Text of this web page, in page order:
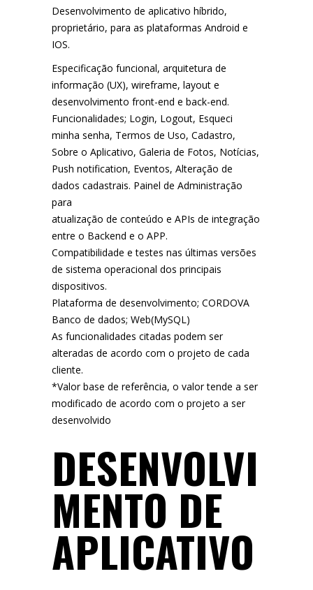
Desenvolvimento de aplicativo híbrido,
proprietário, para as plataformas Android e
IOS.
Especificação funcional, arquitetura de
informação (UX), wireframe, layout e
desenvolvimento front-end e back-end.
Funcionalidades; Login, Logout, Esqueci
minha senha, Termos de Uso, Cadastro,
Sobre o Aplicativo, Galeria de Fotos, Notícias,
Push notification, Eventos, Alteração de
dados cadastrais. Painel de Administração
para
atualização de conteúdo e APIs de integração
entre o Backend e o APP.
Compatibilidade e testes nas últimas versões
de sistema operacional dos principais
dispositivos.
Plataforma de desenvolvimento; CORDOVA
Banco de dados; Web(MySQL)
As funcionalidades citadas podem ser
alteradas de acordo com o projeto de cada
cliente.
*Valor base de referência, o valor tende a ser
modificado de acordo com o projeto a ser
desenvolvido
DESENVOLVI
MENTO DE
APLICATIVO